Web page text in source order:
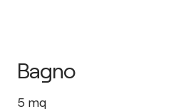
Bagno
5 mq